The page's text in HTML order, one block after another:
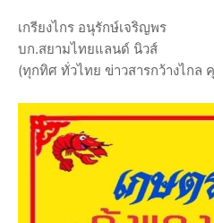
เกรียงไกร อนุรักษ์เจริญพร
บก.สยามไทยแลนด์ นิวส์
(ทุกทิศ ทั่วไทย ข่าวสารกว้างไกล